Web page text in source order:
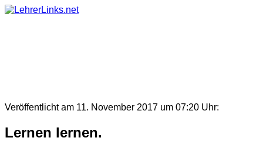
Skip
Veröffentlicht am 11. November 2017 um 07:20 Uhr:
Lernen lernen.